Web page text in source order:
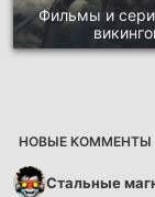
Фильмы и
НОВЫЕ КОММЕНТЫ
Стальные